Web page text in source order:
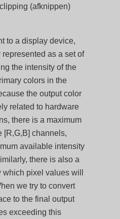
(afknippen)
to a display device,
as a set of
the intensity of the
colors in the
the output color
related to hardware
there is a maximum
[R,G,B] channels,
available intensity
there is also a
pixel values will
we try to convert
to the final output
exceeding this